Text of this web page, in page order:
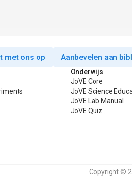
met ons op Aanbevelen aan
Onderwijs
JoVE Core
JoVE Science
JoVE Lab Manual
JoVE Quiz
Copyright ©